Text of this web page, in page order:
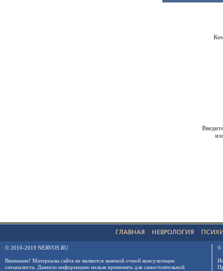
ГЛАВНАЯ НЕВРОЛОГИЯ
© 2010-2019 NERVOS.RU
Внимание! Материалы сайта не являются заменой очной консультации
специалиста. Данную информацию нельзя применять для самостоятельной
©